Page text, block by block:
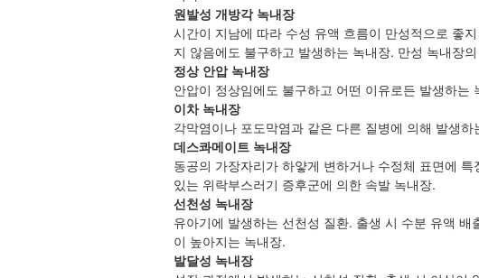
원발성 개방각 녹내장
시간이 지남에 따라 수성 유액 흐름이 만성적으로 좋
지 않음에도 불구하고 발생하는 녹내장. 만성 녹내장
정상 안압 녹내장
안압이 정상임에도 불구하고 어떤 이유로든 발생하는
이차 녹내장
각막염이나 포도막염과 같은 다른 질병에 의해 발생하
데스콰메이트 녹내장
동공의 가장자리가 하얗게 변하거나 수정체 표면에
있는 위락부스러기 증후군에 의한 속발 녹내장.
선천성 녹내장
유아기에 발생하는 선천성 질환. 출생 시 수분 유액
이 높아지는 녹내장.
발달성 녹내장